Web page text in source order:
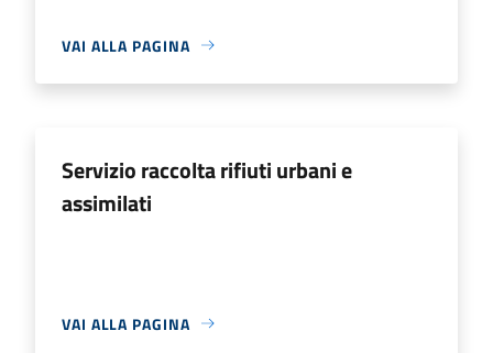
VAI ALLA PAGINA
Servizio raccolta rifiuti urbani e
assimilati
VAI ALLA PAGINA